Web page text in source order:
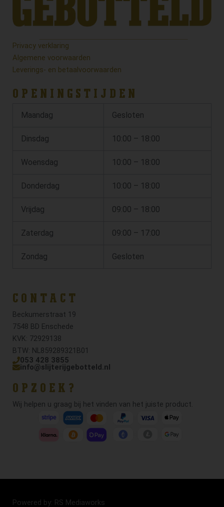
Privacy verklaring
Algemene voorwaarden
Leverings- en betaalvoorwaarden
OPENINGSTIJDEN
Maandag Gesloten
Dinsdag 10:00 – 18:00
Woensdag 10:00 – 18:00
Donderdag 10:00 – 18:00
Vrijdag 09:00 – 18:00
Zaterdag 09:00 – 17:00
Zondag Gesloten
CONTACT
Beckumerstraat 19
7548 BD Enschede
KVK: 72929138
BTW: NL859289321B01
053 428 3855
info@slijterijgebotteld.nl
OPZOEK?
Wij helpen u graag bij het vinden van het juiste product.
Powered by: RS Mediaworks